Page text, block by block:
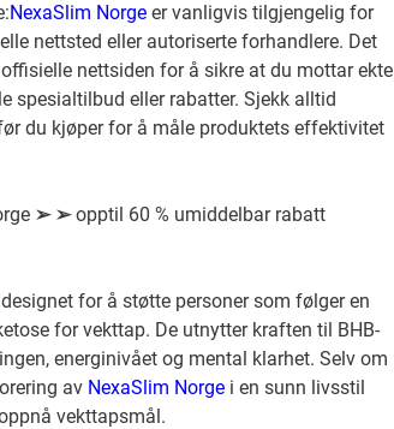
NexaSlim Norge er vanligvis tilgjengelig for
nettsted eller autoriserte forhandlere. Det
nettsiden for å sikre at du mottar ekte
spesialtilbud eller rabatter. Sjekk alltid
du kjøper for å måle produktets effektivitet
➢ ➢ opptil 60 % umiddelbar rabatt
designet for å støtte personer som følger en
for vekttap. De utnytter kraften til BHB-
energinivået og mental klarhet. Selv om
av NexaSlim Norge i en sunn livsstil
vekttapsmål.